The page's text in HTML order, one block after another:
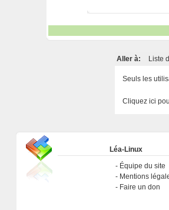
Aller à: Liste
Seuls les
Cliquez ici
Léa-Linux
Équipe du site
Mentions
Faire un don